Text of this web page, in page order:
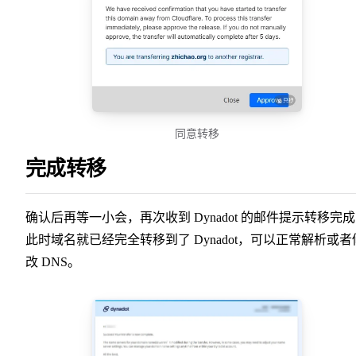
同意转移
完成转移
确认后再等一小会，再次收到 Dynadot 的邮件提示转移完
此时域名就已经完全转移到了 Dynadot，可以正常解析或者
改 DNS。